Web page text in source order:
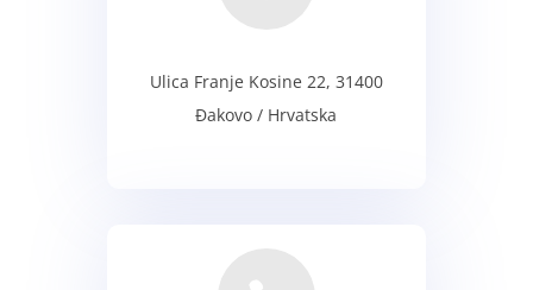
Ulica Franje Kosine 22, 31400
Đakovo / Hrvatska